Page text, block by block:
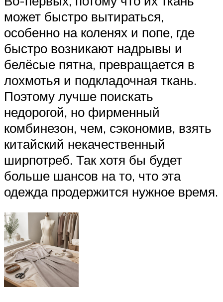
может быстро вытираться,
особенно на коленях и попе, где
быстро возникают надрывы и
белёсые пятна, превращается в
лохмотья и подкладочная ткань.
Поэтому лучше поискать
недорогой, но фирменный
комбинезон, чем, сэкономив, взять
китайский некачественный
ширпотреб. Так хотя бы будет
больше шансов на то, что эта
одежда продержится нужное время.